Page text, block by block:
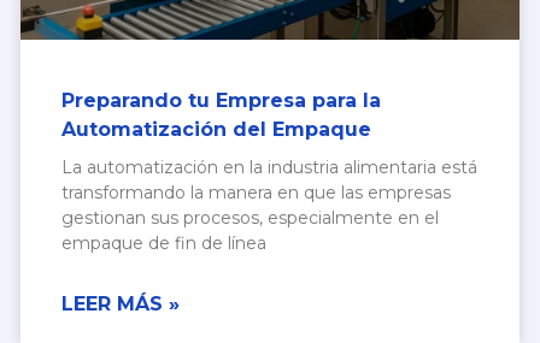
Preparando tu Empresa para la
Automatización del Empaque
La automatización en la industria alimentaria está
transformando la manera en que las empresas
gestionan sus procesos, especialmente en el
empaque de fin de línea
LEER MÁS »